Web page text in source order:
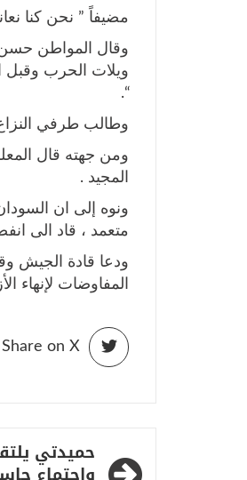
مضيفاً ” نحن كنا
وقال المواطن حسن
ويلات الحرب وقبل
“.
وطالب طرفي
المجيد .
ونوه إلى ان
متعمد ، قاد الى
ودعا قادة الجيش
المفاوضات لإنهاء
Share on X
تصفّححميدتي